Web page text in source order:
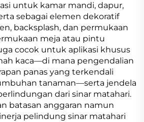
untuk kamar mandi, dapur,
sebagai elemen dekoratif
backsplash, dan permukaan
meja atau pintu
cocok untuk aplikasi khusus
kaca—di mana pengendalian
panas yang terkendali
tanaman—serta jendela
dari sinar matahari.
batasan anggaran namun
pelindung sinar matahari